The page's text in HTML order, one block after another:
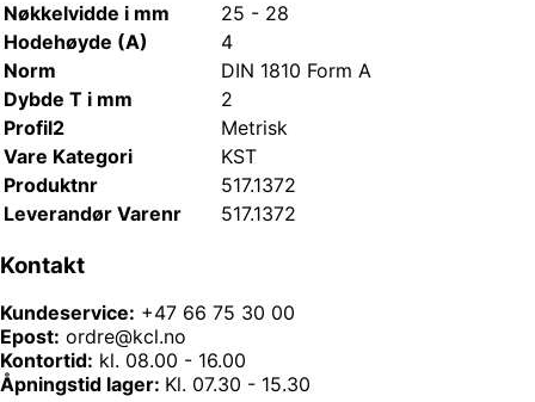
Nøkkelvidde i mm
25 - 28
Hodehøyde (A)
4
Norm
DIN 1810 Form A
Dybde T i mm
2
Profil2
Metrisk
Vare Kategori
KST
Produktnr
517.1372
Leverandør Varenr
517.1372
Kontakt
Kundeservice: +47 66 75 30 00
Epost: ordre@kcl.no
Kontortid: kl. 08.00 - 16.00
Åpningstid lager: Kl. 07.30 - 15.30